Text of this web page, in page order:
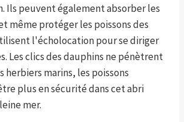
Ils peuvent également absorber les
même protéger les poissons des
l'écholocation pour se diriger
Les clics des dauphins ne pénètrent
herbiers marins, les poissons
plus en sécurité dans cet abri
mer.